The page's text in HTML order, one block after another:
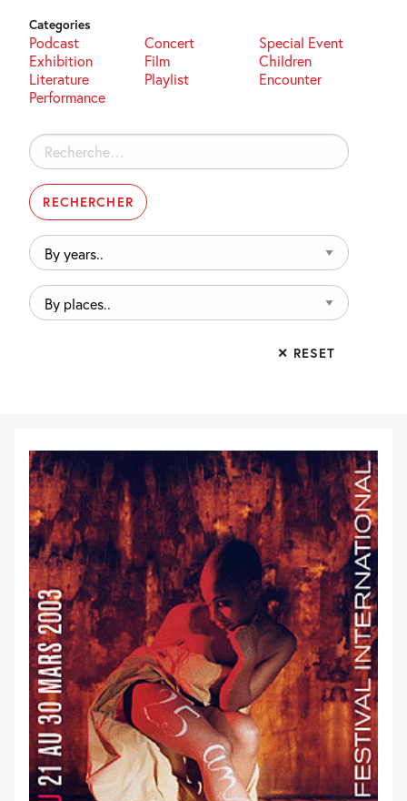
Categories
Podcast Concert
Special Event
Exhibition
Film
Children
Literature
Playlist
Encounter
Performance
Rechercher :
By
years..
By
places..
✕ RESET